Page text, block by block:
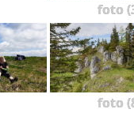
foto
foto